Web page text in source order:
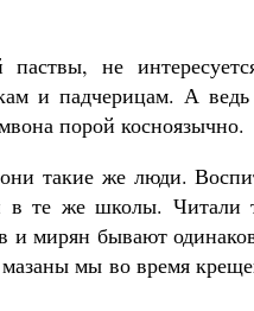
не
и падчерицам. А
порой косноязычно.
они такие же люди.
в те же школы.
и мирян бывают
мы во время